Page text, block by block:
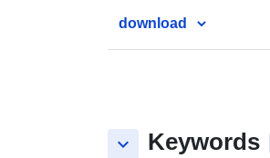
download
keyboard_arrow_down Keywords